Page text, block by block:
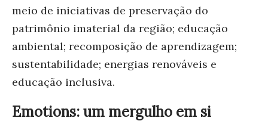
meio de iniciativas de preservação do
patrimônio imaterial da região; educação
ambiental; recomposição de aprendizagem;
sustentabilidade; energias renováveis e
educação inclusiva.
Emotions: um mergulho em si